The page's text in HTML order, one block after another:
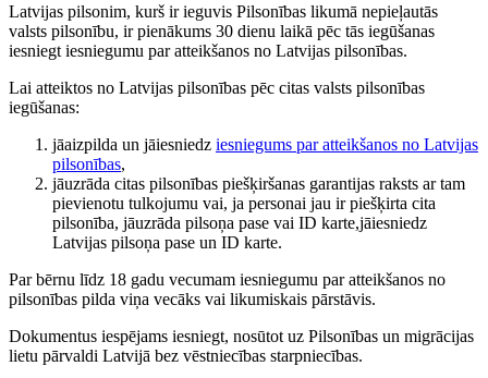
Latvijas pilsonim, kurš ir ieguvis Pilsonības likumā nepieļautās
valsts pilsonību, ir pienākums 30 dienu laikā pēc tās iegūšanas
iesniegt iesniegumu par atteikšanos no Latvijas pilsonības.
Lai atteiktos no Latvijas pilsonības pēc citas valsts pilsonības
iegūšanas:
jāaizpilda un jāiesniedz iesniegums par atteikšanos no Latvijas
pilsonības,
jāuzrāda citas pilsonības piešķiršanas garantijas raksts ar tam
pievienotu tulkojumu vai, ja personai jau ir piešķirta cita
pilsonība, jāuzrāda pilsoņa pase vai ID karte,jāiesniedz
Latvijas pilsoņa pase un ID karte.
Par bērnu līdz 18 gadu vecumam iesniegumu par atteikšanos no
pilsonības pilda viņa vecāks vai likumiskais pārstāvis.
Dokumentus iespējams iesniegt, nosūtot uz Pilsonības un migrācijas
lietu pārvaldi Latvijā bez vēstniecības starpniecības.